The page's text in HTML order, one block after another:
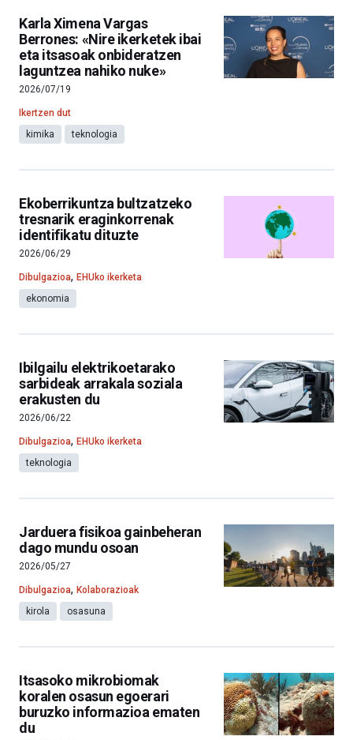
Karla Ximena Vargas
Berrones: «Nire ikerketek ibai
eta itsasoak onbideratzen
laguntzea nahiko nuke»
2026/07/19
Ikertzen dut
kimika
teknologia
Ekoberrikuntza bultzatzeko
tresnarik eraginkorrenak
identifikatu dituzte
2026/06/29
Dibulgazioa, EHUko ikerketa
ekonomia
Ibilgailu elektrikoetarako
sarbideak arrakala soziala
erakusten du
2026/06/22
Dibulgazioa, EHUko ikerketa
teknologia
Jarduera fisikoa gainbeheran
dago mundu osoan
2026/05/27
Dibulgazioa, Kolaborazioak
kirola
osasuna
Itsasoko mikrobiomak
koralen osasun egoerari
buruzko informazioa ematen
du